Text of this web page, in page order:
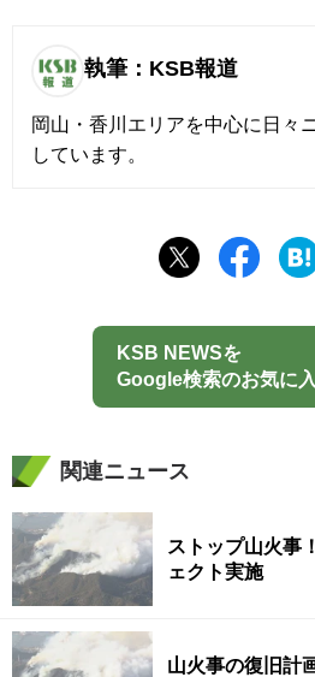
執筆：KSB報道
岡山・香川エリアを中心に日々
しています。
KSB NEWSを
Google検索のお気に
関連ニュース
ストップ山火事
ェクト実施
山火事の復旧計